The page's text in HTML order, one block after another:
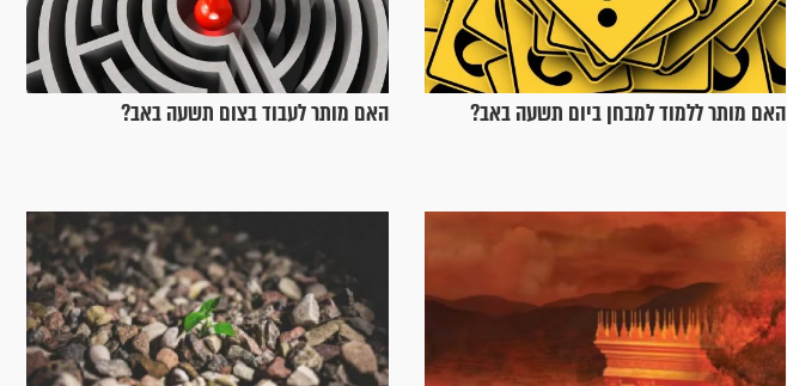
האם מותר ללמוד למבחן ביום תשעה באב? האם מותר לעבוד בצום תשעה באב?